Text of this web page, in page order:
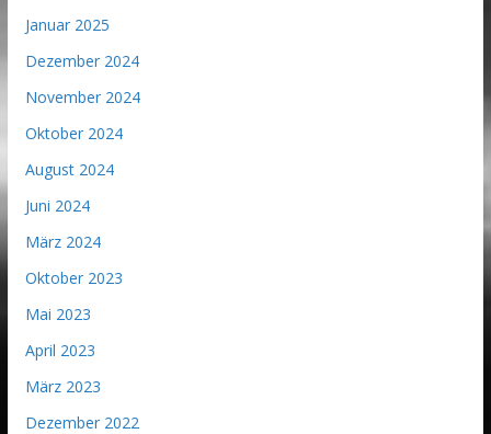
Januar 2025
Dezember 2024
November 2024
Oktober 2024
August 2024
Juni 2024
März 2024
Oktober 2023
Mai 2023
April 2023
März 2023
Dezember 2022